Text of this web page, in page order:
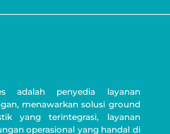
adalah penyedia layanan
menawarkan solusi ground
yang terintegrasi, layanan
operasional yang handal di